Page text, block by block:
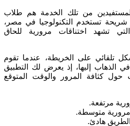
من تلك الخدمة هم طلاب
شريحة تستخدم التكنولوجيا في مصر،
تشهد اختناقات مرورية للحاق
تلقائي على الخريطة، عندما تقوم
الذهاب إليها، إذ يعرض لك التطبيق
حول كثافة المرور والوقت المتوقع
مرتفعة.
مرورية متوسطة.
الطريق هادئ.